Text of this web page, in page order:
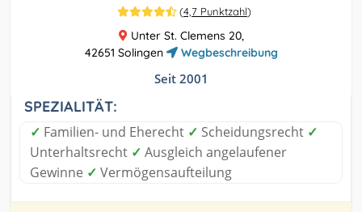
(4,7 Punktzahl)
Unter St. Clemens 20,
42651 Solingen
Wegbeschreibung
Seit 2001
SPEZIALITÄT:
✓ Familien- und Eherecht ✓ Scheidungsrecht ✓
Unterhaltsrecht ✓ Ausgleich angelaufener
Gewinne ✓ Vermögensaufteilung